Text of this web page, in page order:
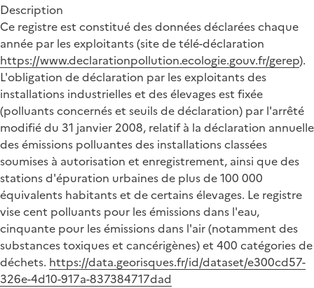
Description
Ce registre est constitué des données déclarées chaque
année par les exploitants (site de télé-déclaration
https://www.declarationpollution.ecologie.gouv.fr/gerep).
L'obligation de déclaration par les exploitants des
installations industrielles et des élevages est fixée
(polluants concernés et seuils de déclaration) par l'arrêté
modifié du 31 janvier 2008, relatif à la déclaration annuelle
des émissions polluantes des installations classées
soumises à autorisation et enregistrement, ainsi que des
stations d'épuration urbaines de plus de 100 000
équivalents habitants et de certains élevages. Le registre
vise cent polluants pour les émissions dans l'eau,
cinquante pour les émissions dans l'air (notamment des
substances toxiques et cancérigènes) et 400 catégories de
déchets. https://data.georisques.fr/id/dataset/e300cd57-
326e-4d10-917a-837384717dad